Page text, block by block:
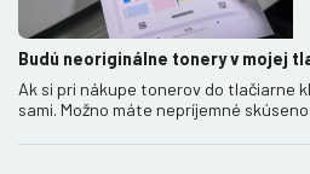
Budú neoriginálne tonery v mojej
Ak si pri nákupe tonerov do tlačiarne
sami. Možno máte nepríjemné